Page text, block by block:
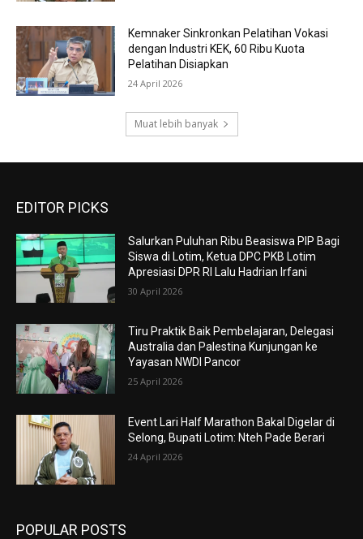
Kemnaker Sinkronkan Pelatihan Vokasi
dengan Industri KEK, 60 Ribu Kuota
Pelatihan Disiapkan
24 April 2026
Muat lebih banyak
EDITOR PICKS
Salurkan Puluhan Ribu Beasiswa PIP Bagi
Siswa di Lotim, Ketua DPC PKB Lotim
Apresiasi DPR RI Lalu Hadrian Irfani
30 April 2026
Tiru Praktik Baik Pembelajaran, Delegasi
Australia dan Palestina Kunjungan ke
Yayasan NWDI Pancor
25 April 2026
Event Lari Half Marathon Bakal Digelar di
Selong, Bupati Lotim: Nteh Pade Berari
24 April 2026
POPULAR POSTS